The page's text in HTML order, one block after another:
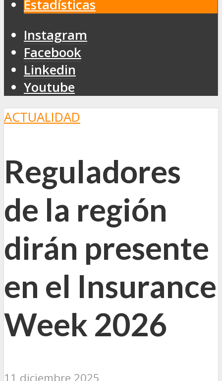
Estadísticas
Instagram
Facebook
Linkedin
Youtube
ACTUALIDAD
Reguladores
de la región
dirán presente
en el Insurance
Week 2026
11 diciembre 2025